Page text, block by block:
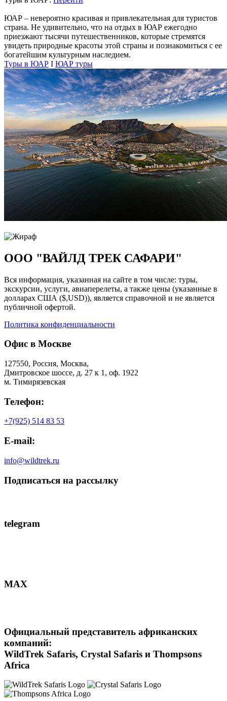
ЮАР – невероятно красивая и привлекательная для туристов
страна. Не удивительно, что на отдых в ЮАР ежегодно
приезжают тысячи путешественников, которые стремятся
увидеть природные красоты этой страны и познакомиться с ее
богатейшим культурным наследием.
Туры в ЮАР I ЮАР туры
ООО "ВАЙЛД ТРЕК САФАРИ"
Вся информация, указанная на сайте в том числе: туры,
экскурсии, услуги, авиаперелеты, а также цены (указанные в
долларах США ($,USD)), является справочной и не является
публичной офертой.
Политика конфиденциальности
Офис в Москве
127550, Россия, Москва,
Дмитровское шоссе, д. 27 к 1, оф. 1922
м. Тимирязевская
Телефон:
+7(925) 514 83 53
E-mail:
info@wildtrek.ru
Подписаться на рассылку
telegram
MAX
Официальный представитель африканских
компаний:
WildTrek Safaris, Crystal Safaris и Thompsons
Africa